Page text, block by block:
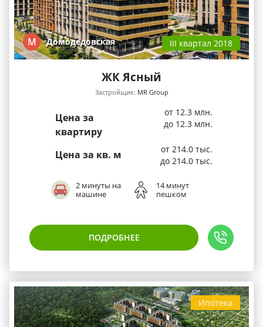
М Домодедовская III квартал 2018
ЖК Ясный
Застройщик: MR Group
Цена за
квартиру
от 12.3 млн.
до 12.3 млн.
Цена за кв. м
от 214.0 тыс.
до 214.0 тыс.
2 минуты на
машине
14 минут
пешком
ПОДРОБНЕЕ
Ипотека